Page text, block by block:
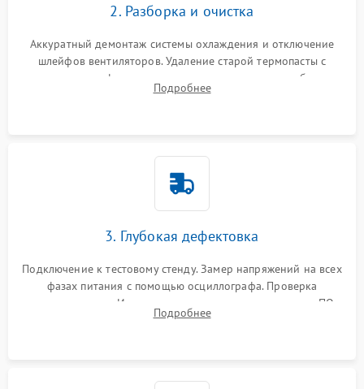
2. Разборка и очистка
Аккуратный демонтаж системы охлаждения и отключение
шлейфов вентиляторов. Удаление старой термопасты с
кристалла графического чипа и термопрокладок с банок
памяти и зоны VRM. Очистка платы от пыли и окислов.
Подробнее
3. Глубокая дефектовка
Подключение к тестовому стенду. Замер напряжений на всех
фазах питания с помощью осциллографа. Проверка
инициализации. Использование специализированного ПО
MATS
Подробнее